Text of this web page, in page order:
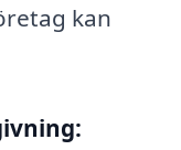
kan